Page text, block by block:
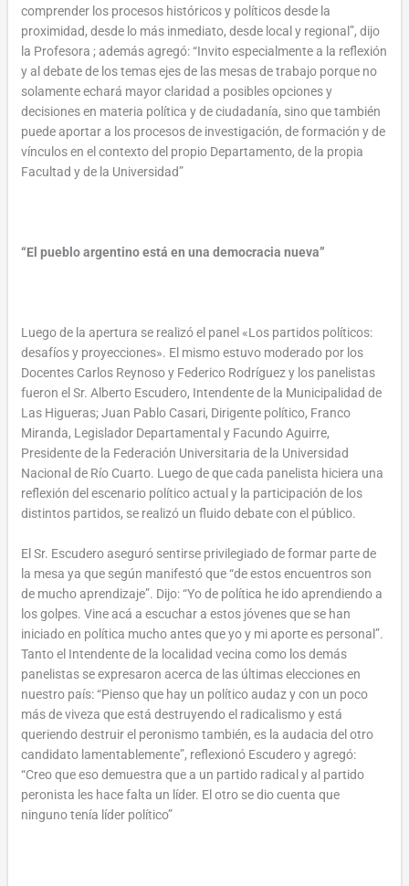
comprender los procesos históricos y políticos desde la
proximidad, desde lo más inmediato, desde local y regional”, dijo
la Profesora ; además agregó: “Invito especialmente a la reflexión
y al debate de los temas ejes de las mesas de trabajo porque no
solamente echará mayor claridad a posibles opciones y
decisiones en materia política y de ciudadanía, sino que también
puede aportar a los procesos de investigación, de formación y de
vínculos en el contexto del propio Departamento, de la propia
Facultad y de la Universidad”
“El pueblo argentino está en una democracia nueva”
Luego de la apertura se realizó el panel «Los partidos políticos:
desafíos y proyecciones». El mismo estuvo moderado por los
Docentes Carlos Reynoso y Federico Rodríguez y los panelistas
fueron el Sr. Alberto Escudero, Intendente de la Municipalidad de
Las Higueras; Juan Pablo Casari, Dirigente político, Franco
Miranda, Legislador Departamental y Facundo Aguirre,
Presidente de la Federación Universitaria de la Universidad
Nacional de Río Cuarto. Luego de que cada panelista hiciera una
reflexión del escenario político actual y la participación de los
distintos partidos, se realizó un fluido debate con el público.
El Sr. Escudero aseguró sentirse privilegiado de formar parte de
la mesa ya que según manifestó que “de estos encuentros son
de mucho aprendizaje”. Dijo: “Yo de política he ido aprendiendo a
los golpes. Vine acá a escuchar a estos jóvenes que se han
iniciado en política mucho antes que yo y mi aporte es personal”.
Tanto el Intendente de la localidad vecina como los demás
panelistas se expresaron acerca de las últimas elecciones en
nuestro país: “Pienso que hay un político audaz y con un poco
más de viveza que está destruyendo el radicalismo y está
queriendo destruir el peronismo también, es la audacia del otro
candidato lamentablemente”, reflexionó Escudero y agregó:
“Creo que eso demuestra que a un partido radical y al partido
peronista les hace falta un líder. El otro se dio cuenta que
ninguno tenía líder político”